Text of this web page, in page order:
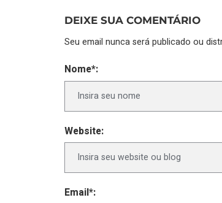
DEIXE SUA COMENTÁRIO
Seu email nunca será publicado ou
Nome*:
Website:
Email*: